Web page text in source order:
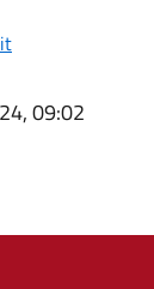
09:02